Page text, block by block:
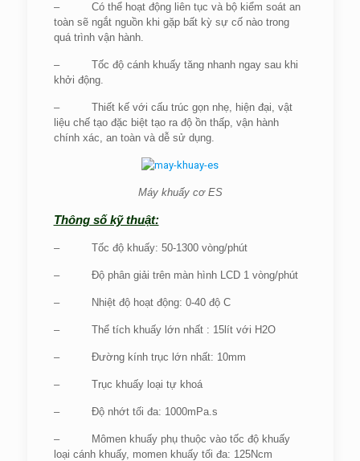
– Có thể hoạt động liên tục và bộ kiểm soát an
toàn sẽ ngắt nguồn khi gặp bất kỳ sự cố nào trong
quá trình vận hành.
– Tốc độ cánh khuấy tăng nhanh ngay sau khi
khởi động.
– Thiết kế với cấu trúc gọn nhẹ, hiện đại, vật
liệu chế tạo đặc biệt tạo ra độ ồn thấp, vận hành
chính xác, an toàn và dễ sử dụng.
Máy khuấy cơ ES
Thông số kỹ thuật:
– Tốc độ khuấy: 50-1300 vòng/phút
– Độ phân giải trên màn hình LCD 1 vòng/phút
– Nhiệt độ hoạt động: 0-40 độ C
– Thể tích khuấy lớn nhất : 15lít với H2O
– Đường kính trục lớn nhất: 10mm
– Trục khuấy loại tự khoá
– Độ nhớt tối đa: 1000mPa.s
– Mômen khuấy phụ thuộc vào tốc độ khuấy
loại cánh khuấy, momen khuấy tối đa: 125Ncm